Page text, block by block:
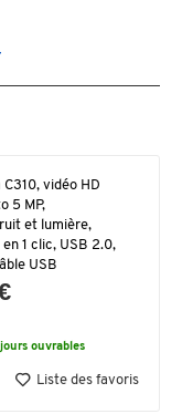
vidéo HD
5 MP,
et lumière,
1 clic, USB 2.0,
USB
ouvrables
Liste des favoris